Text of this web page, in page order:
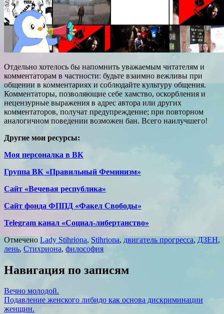
Отдельно хотелось бы напомнить уважаемым читателям и
комментаторам в частности: будьте взаимно вежливы при
общении в комментариях и соблюдайте культуру общения.
Комментаторы, позволяющие себе хамство, оскорбления и
нецензурные выражения в адрес автора или других
комментаторов, получат предупреждение; при повторном
аналогичном поведении возможен бан. Всего наилучшего!
Другие мои ресурсы:
Моя персоналка в ВК
Группа ВК «Правильный Феминизм»
Сайт «Вечевая республика»
Сайт фонда ФППД «Факел Свободы»
Telegram канал «Социал-либертанство»
Отмечено Lady Stihriona, Stihriona, двигатель прогресса, ДЗЕН,
лень, Стихриона, философия
Навигация по записям
Вечно молодой.
Подавление женского либидо как основа дискриминации
женщин.